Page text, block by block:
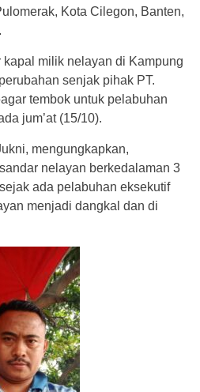
Kota Cilegon, Banten,
kapal milik nelayan di Kampung
senjak pihak PT.
tembok untuk pelabuhan
jum’at (15/10).
mengungkapkan,
nelayan berkedalaman 3
ada pelabuhan eksekutif
menjadi dangkal dan di